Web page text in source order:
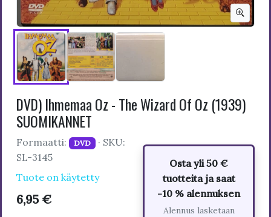
DVD) Ihmemaa Oz - The Wizard Of Oz (1939)
SUOMIKANNET
Formaatti: DVD · SKU:
SL-3145
Tuote on käytetty
6,95 €
Osta yli 50 €
tuotteita ja saat
-10 % alennuksen
Alennus lasketaan